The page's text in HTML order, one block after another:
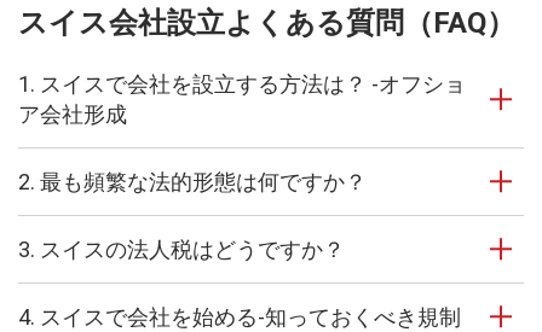
スイス会社設立よくある質問（FAQ）
1. スイスで会社を設立する方法は？ -オフショ
ア会社形成
2. 最も頻繁な法的形態は何ですか？
3. スイスの法人税はどうですか？
4. スイスで会社を始める-知っておくべき規制